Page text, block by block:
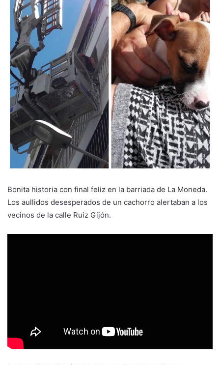
Bonita historia con final feliz en la barriada de La Moneda.
Los aullidos desesperados de un cachorro alertaban a los
vecinos de la calle Ruiz Gijón.